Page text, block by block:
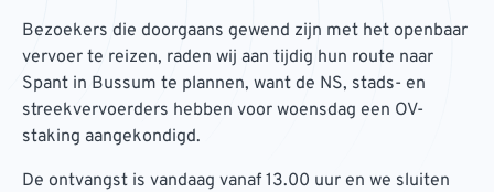
Bezoekers die doorgaans gewend zijn met het openbaar
vervoer te reizen, raden wij aan tijdig hun route naar
Spant in Bussum te plannen, want de NS, stads- en
streekvervoerders hebben voor woensdag een OV-
staking aangekondigd.
De ontvangst is vandaag vanaf 13.00 uur en we sluiten